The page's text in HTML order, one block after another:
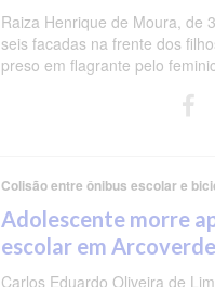
Raiza Henrique de Moura, de
seis facadas na frente dos
preso em flagrante pelo
Colisão entre ônibus escolar e
Adolescente morre
escolar em Arcoverde
Carlos Eduardo Oliveira de